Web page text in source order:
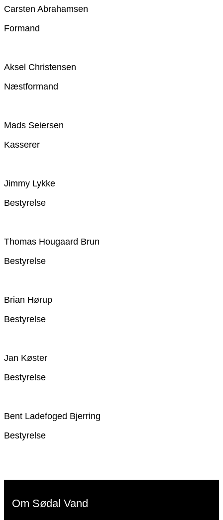
Carsten Abrahamsen
Formand
Aksel Christensen
Næstformand
Mads​ Seiersen
Kasserer
Jimmy Lykke
Bestyrelse
Thomas Hougaard Brun
Bestyrelse
Brian Hørup
Bestyrelse
Jan Køster
Bestyrelse
Bent Ladefoged Bjerring
Bestyrelse
Om Sødal Vand